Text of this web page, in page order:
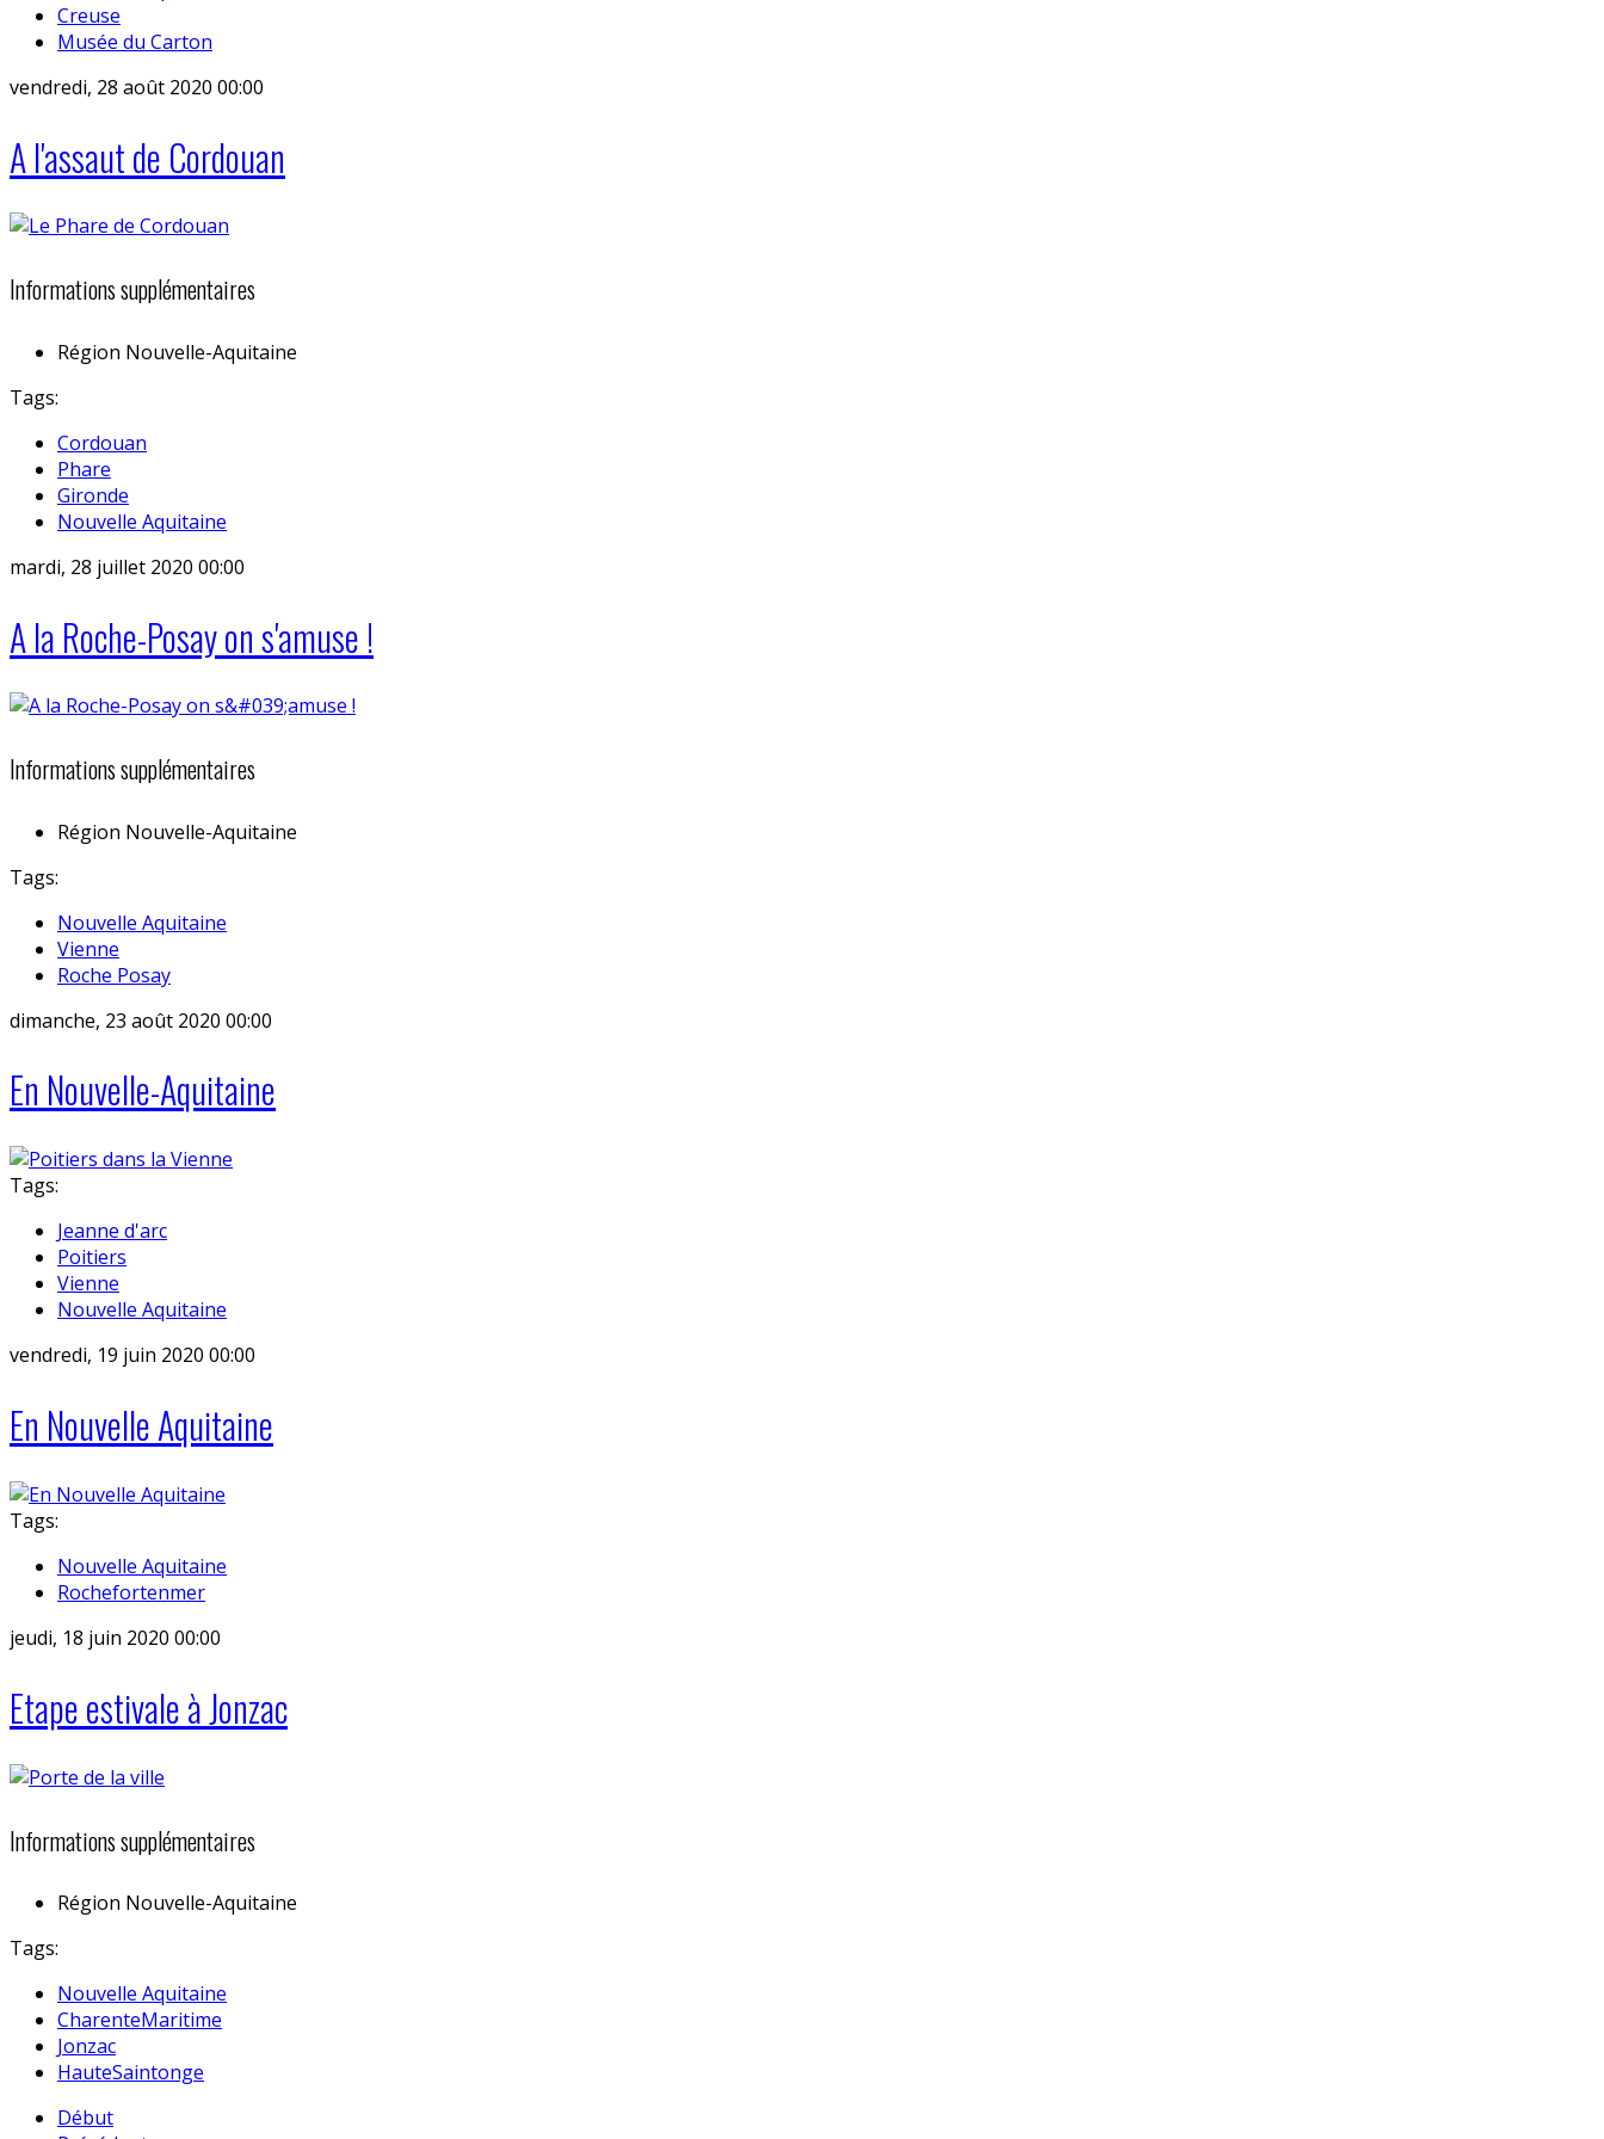
Creuse
Musée du Carton
vendredi, 28 août 2020 00:00
A l'assaut de Cordouan
Informations supplémentaires
Région Nouvelle-Aquitaine
Tags:
Cordouan
Phare
Gironde
Nouvelle Aquitaine
mardi, 28 juillet 2020 00:00
A la Roche-Posay on s'amuse !
Informations supplémentaires
Région Nouvelle-Aquitaine
Tags:
Nouvelle Aquitaine
Vienne
Roche Posay
dimanche, 23 août 2020 00:00
En Nouvelle-Aquitaine
Tags:
Jeanne d'arc
Poitiers
Vienne
Nouvelle Aquitaine
vendredi, 19 juin 2020 00:00
En Nouvelle Aquitaine
Tags:
Nouvelle Aquitaine
Rochefortenmer
jeudi, 18 juin 2020 00:00
Etape estivale à Jonzac
Informations supplémentaires
Région Nouvelle-Aquitaine
Tags:
Nouvelle Aquitaine
CharenteMaritime
Jonzac
HauteSaintonge
Début